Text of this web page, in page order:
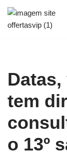
Pular
tem
o 13º